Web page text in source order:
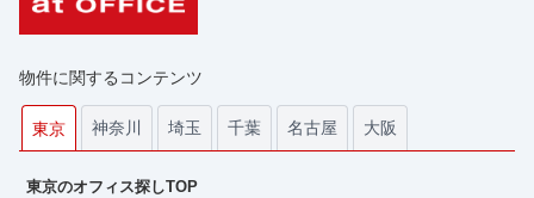
物件に関するコンテンツ
東京 神奈川 埼玉 千葉 名古屋 大阪
東京のオフィス探しTOP